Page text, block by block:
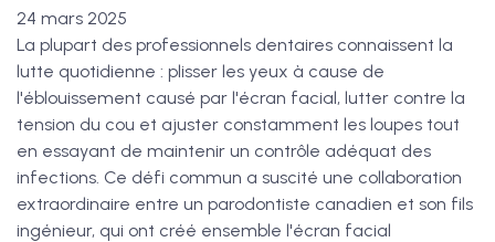
24 mars 2025
La plupart des professionnels dentaires connaissent la
lutte quotidienne : plisser les yeux à cause de
l'éblouissement causé par l'écran facial, lutter contre la
tension du cou et ajuster constamment les loupes tout
en essayant de maintenir un contrôle adéquat des
infections. Ce défi commun a suscité une collaboration
extraordinaire entre un parodontiste canadien et son fils
ingénieur, qui ont créé ensemble l'écran facial